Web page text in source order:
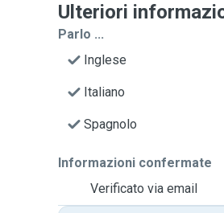
Ulteriori
Parlo ...
Inglese
Italiano
Spagnolo
Informazioni confermate
Verificato via email